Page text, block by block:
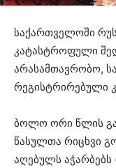
საქართველოში
კატასტროფული
არასამთავრობო,
რეგისტრირებული
ბოლო ორი წლის
წასულთა რიცხვი
აღებულს